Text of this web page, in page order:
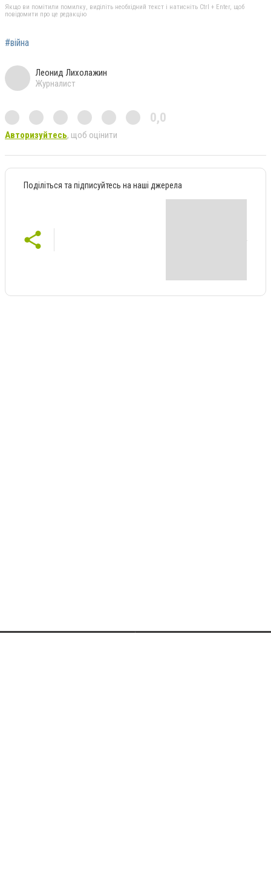
Якщо ви помітили помилку, виділіть необхідний текст і натисніть Ctrl + Enter, щоб
повідомити про це редакцію
#війна
Леонид Лихолажин
Журналист
0,0
Авторизуйтесь, щоб оцінити
Поділіться та підписуйтесь на наші джерела